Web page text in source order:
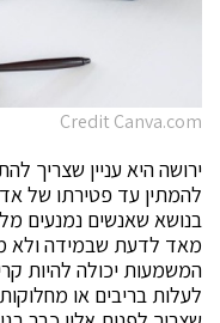
Credit Canva.com
ירושה היא עניין שצריך
להמתין עד פטירתו של
בנושא שאנשים נמנעים
מאד לדעת שבמידה ולא
המשמעות יכולה להיות
לעלות בריבים או מחלוקות